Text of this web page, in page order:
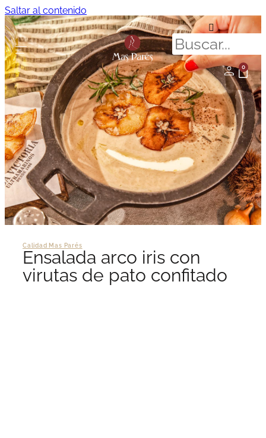
Saltar al contenido
0
Calidad Mas Parés
Ensalada arco iris con
virutas de pato confitado